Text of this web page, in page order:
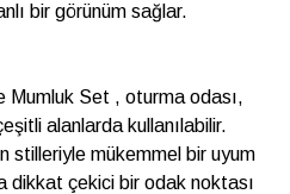
bir görünüm sağlar.
Mumluk Set , oturma odası,
alanlarda kullanılabilir.
stilleriyle mükemmel bir uyum
dikkat çekici bir odak noktası